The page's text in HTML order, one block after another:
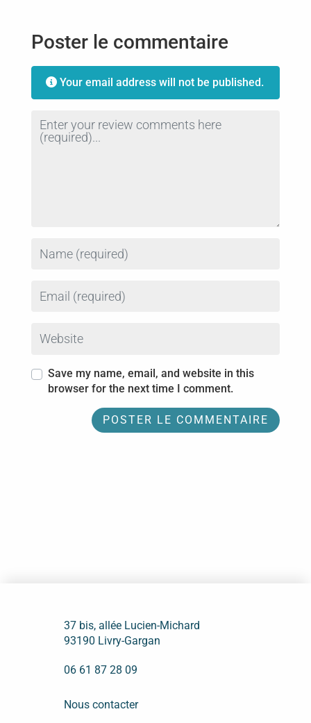
Poster le commentaire
Your email address will not be published.
Review text
Save my name, email, and website in this
browser for the next time I comment.
37 bis, allée Lucien-Michard
93190 Livry-Gargan
06 61 87 28 09
Nous contacter